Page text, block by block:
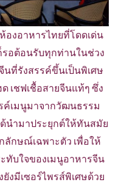
ห้องอาหารไทยที่โดดเด่น
รอต้อนรับทุกท่านในช่วง
ที่รังสรรค์ขึ้นเป็นพิเศษ
ด เชฟเชื้อสายจีนแท้ๆ ซึ่ง
ค์เมนูมาจากวัฒนธรรม
นำมาประยุกต์ให้ทันสมัย
ลักษณ์เฉพาะตัว เพื่อให้
บใจของเมนูอาหารจีน
งมีเซอร์ไพรส์พิเศษด้วย